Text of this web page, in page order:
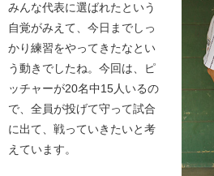
みんな代表に選ばれたという
自覚がみえて、今日までしっ
かり練習をやってきたなとい
う動きでしたね。今回は、ピ
ッチャーが20名中15人いるの
で、全員が投げて守って試合
に出て、戦っていきたいと考
えています。